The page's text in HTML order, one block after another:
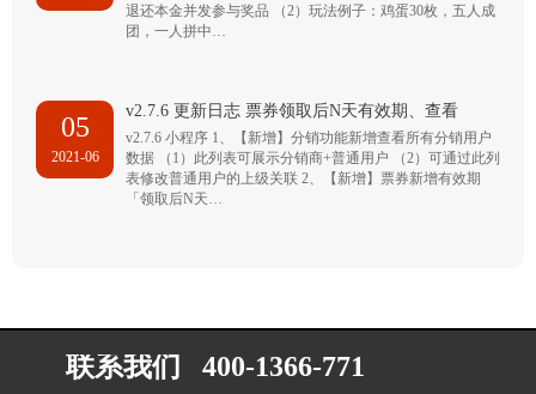
退还本金并发参与奖品 （2）玩法例子：鸡蛋30枚，五人成
团，一人拼中…
05
2021-06
v2.7.6 更新日志 票券领取后N天有效期、查看
v2.7.6 小程序 1、【新增】分销功能新增查看所有分销用户
数据 （1）此列表可展示分销商+普通用户 （2）可通过此列
表修改普通用户的上级关联 2、【新增】票券新增有效期
「领取后N天…
联系我们 400-1366-771